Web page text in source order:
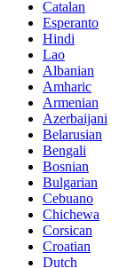
Catalan
Esperanto
Hindi
Lao
Albanian
Amharic
Armenian
Azerbaijani
Belarusian
Bengali
Bosnian
Bulgarian
Cebuano
Chichewa
Corsican
Croatian
Dutch